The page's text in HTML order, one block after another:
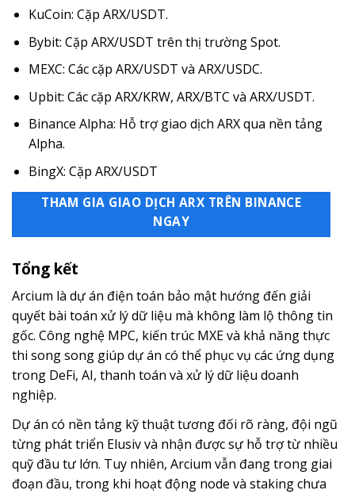
KuCoin: Cặp ARX/USDT.
Bybit: Cặp ARX/USDT trên thị trường Spot.
MEXC: Các cặp ARX/USDT và ARX/USDC.
Upbit: Các cặp ARX/KRW, ARX/BTC và ARX/USDT.
Binance Alpha: Hỗ trợ giao dịch ARX qua nền tảng
Alpha.
BingX: Cặp ARX/USDT
THAM GIA GIAO DỊCH ARX TRÊN BINANCE
NGAY
Tổng kết
Arcium là dự án điện toán bảo mật hướng đến giải
quyết bài toán xử lý dữ liệu mà không làm lộ thông tin
gốc. Công nghệ MPC, kiến trúc MXE và khả năng thực
thi song song giúp dự án có thể phục vụ các ứng dụng
trong DeFi, AI, thanh toán và xử lý dữ liệu doanh
nghiệp.
Dự án có nền tảng kỹ thuật tương đối rõ ràng, đội ngũ
từng phát triển Elusiv và nhận được sự hỗ trợ từ nhiều
quỹ đầu tư lớn. Tuy nhiên, Arcium vẫn đang trong giai
đoạn đầu, trong khi hoạt động node và staking chưa